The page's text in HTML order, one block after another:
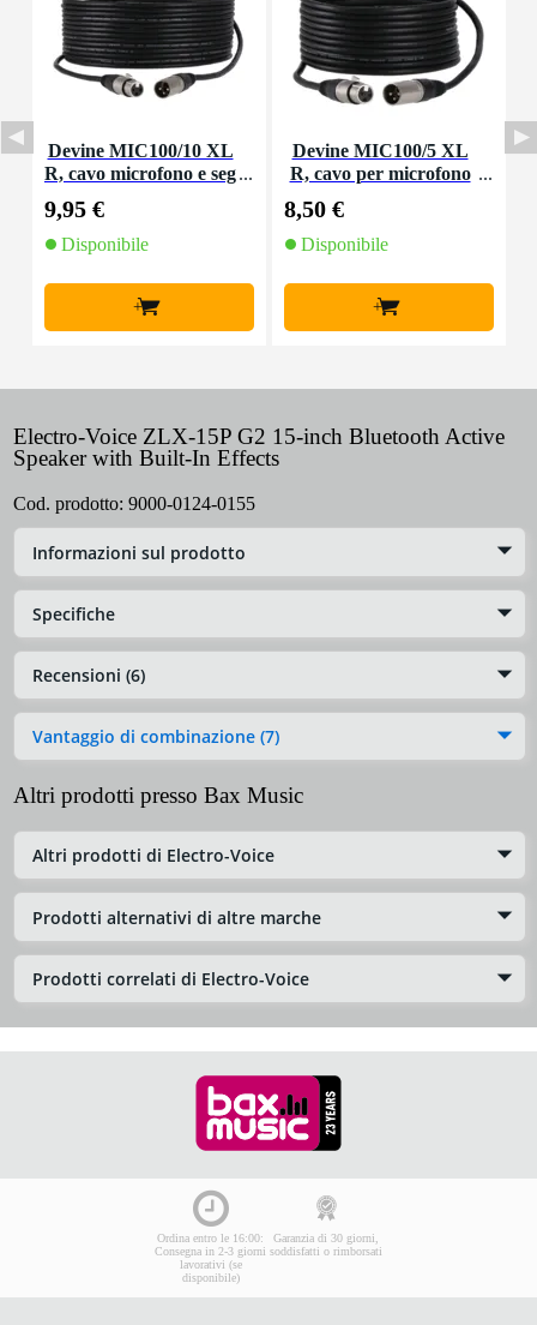
Devine MIC100/10 XL
R, cavo microfono e seg
9,95 €
Disponibile
+
Devine MIC100/5 XL
R, cavo per microfono
8,50 €
Disponibile
+
Electro-Voice ZLX-15P G2 15-inch Bluetooth Active
Speaker with Built-In Effects
Cod. prodotto: 9000-0124-0155
Informazioni sul prodotto
Specifiche
Recensioni (6)
Vantaggio di combinazione (7)
Altri prodotti presso Bax Music
Altri prodotti di Electro-Voice
Prodotti alternativi di altre marche
Prodotti correlati di Electro-Voice
Ordina entro le 16:00:
Consegna in 2-3 giorni
lavorativi (se
disponibile)
Garanzia di 30 giorni,
soddisfatti o rimborsati